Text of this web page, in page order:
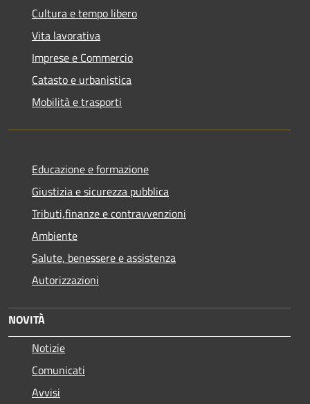
Cultura e tempo libero
Vita lavorativa
Imprese e Commercio
Catasto e urbanistica
Mobilità e trasporti
Educazione e formazione
Giustizia e sicurezza pubblica
Tributi,finanze e contravvenzioni
Ambiente
Salute, benessere e assistenza
Autorizzazioni
NOVITÀ
Notizie
Comunicati
Avvisi